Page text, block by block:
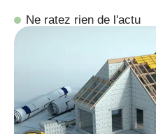
Ne ratez rien de l'actu